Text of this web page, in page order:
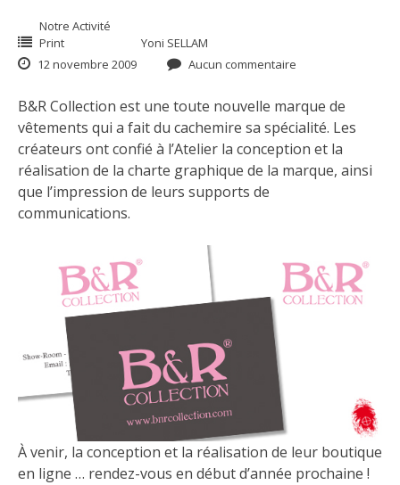
Notre Activité
Print
Yoni SELLAM
12 novembre 2009
Aucun commentaire
B&R Collection est une toute nouvelle marque de
vêtements qui a fait du cachemire sa spécialité. Les
créateurs ont confié à l’Atelier la conception et la
réalisation de la charte graphique de la marque, ainsi
que l’impression de leurs supports de
communications.
À venir, la conception et la réalisation de leur boutique
en ligne … rendez-vous en début d’année prochaine !